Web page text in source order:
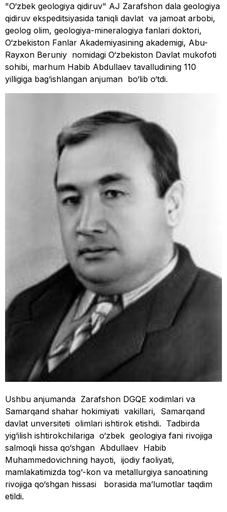
"O‘zbek geologiya qidiruv" AJ Zarafshon dala geologiya
qidiruv ekspeditsiyasida taniqli davlat va jamoat arbobi,
geolog olim, geologiya-mineralogiya fanlari doktori,
O‘zbekiston Fanlar Akademiyasining akademigi, Abu-
Rayxon Beruniy nomidagi O‘zbekiston Davlat mukofoti
sohibi, marhum Habib Abdullaev tavalludining 110
yilligiga bag‘ishlangan anjuman bo‘lib o‘tdi.
Ushbu anjumanda Zarafshon DGQE xodimlari va
Samarqand shahar hokimiyati vakillari, Samarqand
davlat unversiteti olimlari ishtirok etishdi. Tadbirda
yig‘ilish ishtirokchilariga o‘zbek geologiya fani rivojiga
salmoqli hissa qo‘shgan Abdullaev Habib
Muhammedovichning hayoti, ijodiy faoliyati,
mamlakatimizda tog‘-kon va metallurgiya sanoatining
rivojiga qo‘shgan hissasi borasida ma’lumotlar taqdim
etildi.